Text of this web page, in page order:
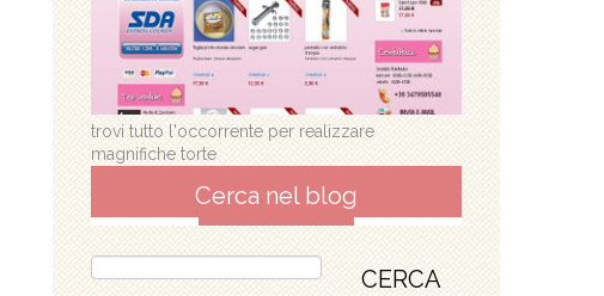
trovi tutto l'occorrente per realizzare
magnifiche torte
Cerca nel blog